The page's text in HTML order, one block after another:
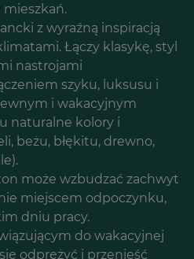
z wyraźną inspiracją
Łączy klasykę, styl
nastrojami
szyku, luksusu i
i wakacyjnym
naturalne kolory i
beżu, błękitu, drewno,
może wzbudzać zachwyt
miejscem odpoczynku,
dniu pracy.
do wakacyjnej
odprężyć i przenieść